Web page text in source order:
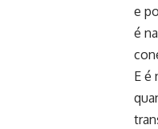
e
é
E é